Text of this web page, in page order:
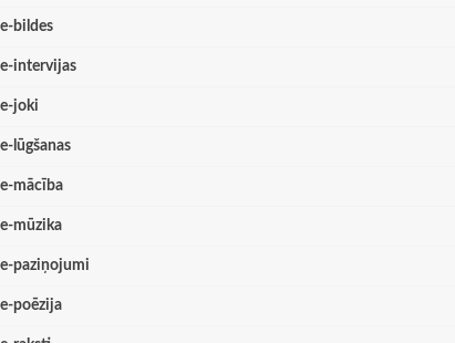
e-bildes
e-intervijas
e-joki
e-lūgšanas
e-mācība
e-mūzika
e-paziņojumi
e-poēzija